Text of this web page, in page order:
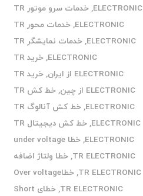
ELECTRONIC
,
خدمات سرو موتور TR
ELECTRONIC
,
خدمات محور TR
ELECTRONIC
,
خدمات نمایشگر TR
ELECTRONIC
,
خرید TR
ELECTRONIC از ایران
,
خرید TR
ELECTRONIC از چین
,
خط کش TR
ELECTRONIC
,
خط کش آنالوگ TR
ELECTRONIC
,
خط کش دیجیتال TR
ELECTRONIC
,
خطا under voltage
TR ELECTRONIC
,خطا ولتاژ اضافه
TR ELECTRONIC
,
خطاOver voltage
TR ELECTRONIC
,
خطای Short